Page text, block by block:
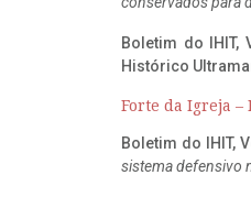
Boletim do IHIT,
Histórico
Forte da Igreja –
Boletim do IHIT,
sistema defensivo